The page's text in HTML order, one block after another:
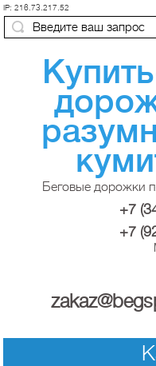
Беговые дорожки
+7
+7
IP: 216.73.217.52